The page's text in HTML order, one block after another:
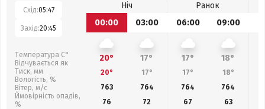
Схід:05:47
Захід:20:45
Температура С°
Відчувається як
Тиск, мм
Вологість, %
Вітер, м/с
Ймовірність опадів,
%
Ніч
Ранок
00:00
03:00 06:00 09:00
20° 17° 17° 18°
20° 17° 17° 18°
763
764 764 764
76
72 67
63